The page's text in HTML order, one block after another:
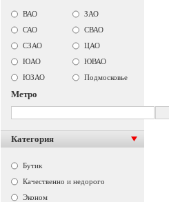
ВАО
ЗАО
САО
СВАО
СЗАО
ЦАО
ЮАО
ЮВАО
ЮЗАО
Подмосковье
Метро
Категория
Бутик
Качественно и недорого
Эконом